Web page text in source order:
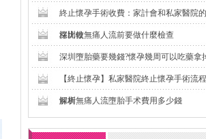
終止懷孕手術收費：家計會和私家醫院
格比較
深圳做無痛人流前要做什麼檢查
深圳墮胎藥要幾錢?懷孕幾周可以吃藥拿
【終止懷孕】私家醫院終止懷孕手術流
解析
深圳無痛人流墮胎手术費用多少錢